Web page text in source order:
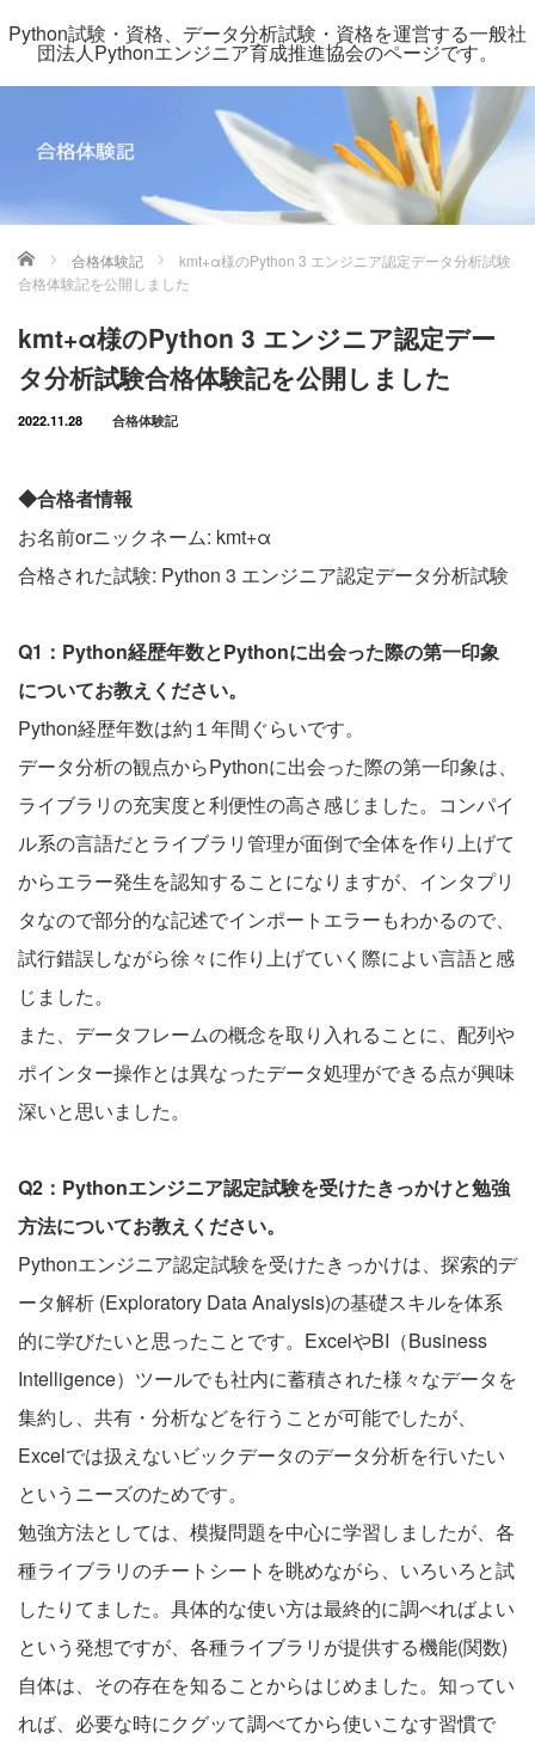
Python試験・資格、データ分析試験・資格を運営する一般社
団法人Pythonエンジニア育成推進協会のページです。
ホーム 合格体験記
kmt+α様のPython 3 エンジニア認定データ分析試験
合格体験記を公開しました
kmt+α様のPython 3 エンジニア認定デー
タ分析試験合格体験記を公開しました
2022.11.28 合格体験記
◆合格者情報
お名前orニックネーム: kmt+α
合格された試験: Python 3 エンジニア認定データ分析試験
Q1：Python経歴年数とPythonに出会った際の第一印象
についてお教えください。
Python経歴年数は約１年間ぐらいです。
データ分析の観点からPythonに出会った際の第一印象は、
ライブラリの充実度と利便性の高さ感じました。コンパイ
ル系の言語だとライブラリ管理が面倒で全体を作り上げて
からエラー発生を認知することになりますが、インタプリ
タなので部分的な記述でインポートエラーもわかるので、
試行錯誤しながら徐々に作り上げていく際によい言語と感
じました。
また、データフレームの概念を取り入れることに、配列や
ポインター操作とは異なったデータ処理ができる点が興味
深いと思いました。
Q2：Pythonエンジニア認定試験を受けたきっかけと勉強
方法についてお教えください。
Pythonエンジニア認定試験を受けたきっかけは、探索的デ
ータ解析 (Exploratory Data Analysis)の基礎スキルを体系
的に学びたいと思ったことです。ExcelやBI（Business
Intelligence）ツールでも社内に蓄積された様々なデータを
集約し、共有・分析などを行うことが可能でしたが、
Excelでは扱えないビックデータのデータ分析を行いたい
というニーズのためです。
勉強方法としては、模擬問題を中心に学習しましたが、各
種ライブラリのチートシートを眺めながら、いろいろと試
したりてました。具体的な使い方は最終的に調べればよい
という発想ですが、各種ライブラリが提供する機能(関数)
自体は、その存在を知ることからはじめました。知ってい
れば、必要な時にクグッて調べてから使いこなす習慣で